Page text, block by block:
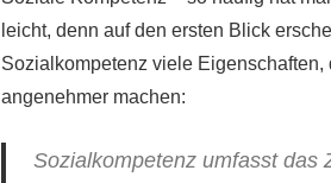
leicht, denn auf den ersten Blick
Sozialkompetenz viele
angenehmer machen:
Sozialkompetenz umfasst das